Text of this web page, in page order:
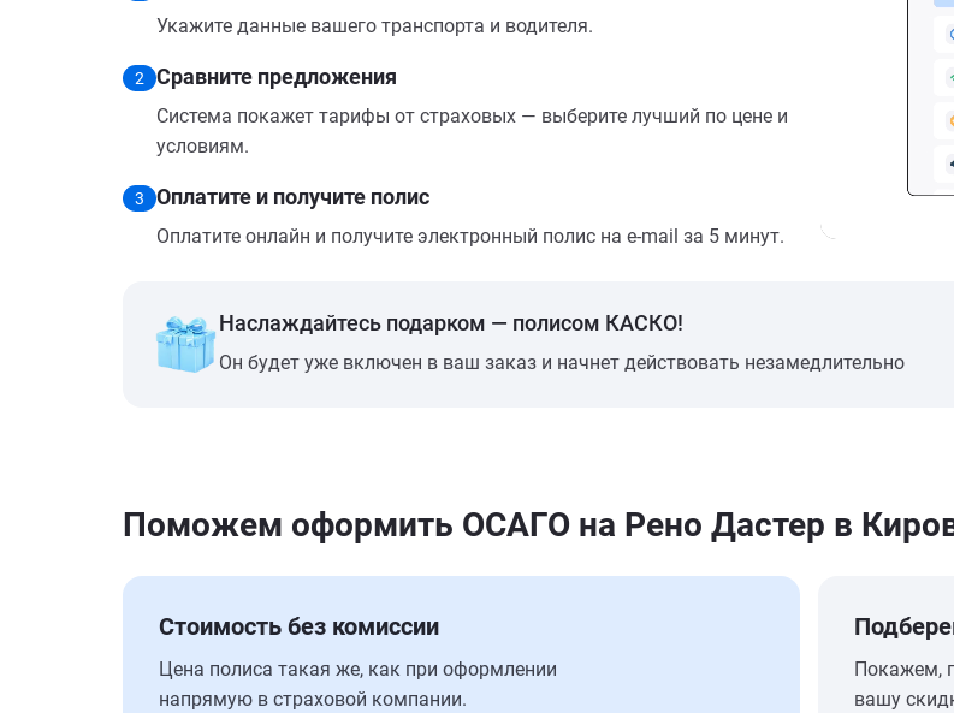
Укажите данные вашего транспорта и водителя.
2 Сравните предложения
Система покажет тарифы от страховых — выберите лучший по цене и
условиям.
3 Оплатите и получите полис
Оплатите онлайн и получите электронный полис на e-mail за 5 минут.
Наслаждайтесь подарком — полисом КАСКО!
Он будет уже включен в ваш заказ и начнет действовать незамедлительно
Поможем оформить ОСАГО на Рено Дастер в
Стоимость без комиссии
Цена полиса такая же, как при оформлении
напрямую в страховой компании.
Покажем,
вашу